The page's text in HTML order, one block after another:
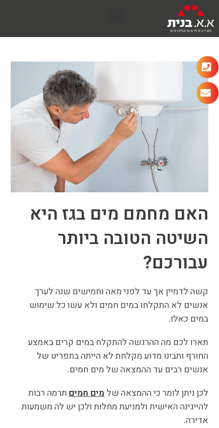
האם מחמם מים בגז היא
השיטה הטובה ביותר
עבורכם?
קשה לדמיין אך עד לפני מאה וחמישים שנה לערך
אנשים לא התקלחו במים חמים ולא עשו כל שימוש
במים כאלו.
תארו לכם מה ההרגשה להתקלח במים קרים באמצע
החורף ותבינו מדוע מקלחת לא הייתה בתפריט של
אנשים רבים עד ההמצאה של מים חמים.
לכן ניתן לומר כי ההמצאה שלמים חמיםתרמה רבות
להייגינה האישית ולמניעת מחלות ולכן יש לה משמעות
אדירה.